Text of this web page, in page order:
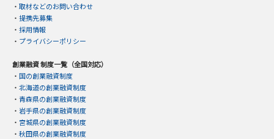
・ 取材などのお問い合わせ
・ 提携先募集
・ 採用情報
・ プライバシーポリシー
創業融資 制度一覧（全国対応）
・ 国の創業融資制度
・ 北海道の創業融資制度
・ 青森県の創業融資制度
・ 岩手県の創業融資制度
・ 宮城県の創業融資制度
・ 秋田県の創業融資制度